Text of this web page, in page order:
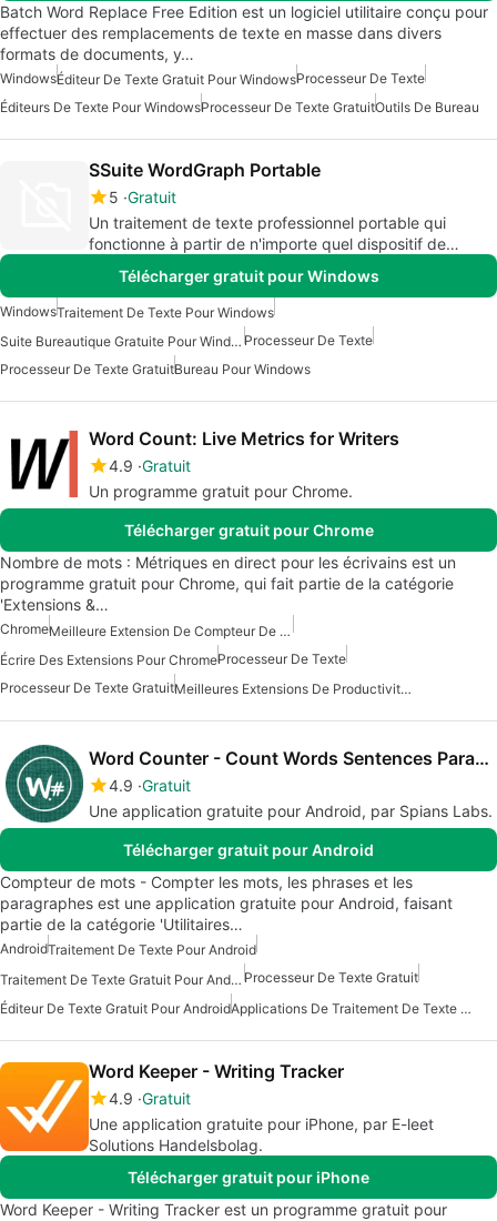
Batch Word Replace Free Edition est un logiciel utilitaire conçu pour
effectuer des remplacements de texte en masse dans divers
formats de documents, y…
WindowsÉditeur De Texte Gratuit Pour WindowsProcesseur De Texte
Éditeurs De Texte Pour WindowsProcesseur De Texte GratuitOutils De Bureau
SSuite WordGraph Portable
5 Gratuit
Un traitement de texte professionnel portable qui
fonctionne à partir de n'importe quel dispositif de
Télécharger gratuit pour Windows
WindowsTraitement De Texte Pour Windows
Suite Bureautique Gratuite Pour Windows Processeur De Texte
Processeur De Texte GratuitBureau Pour Windows
Word Count: Live Metrics for Writers
4.9 Gratuit
Un programme gratuit pour Chrome.
Télécharger gratuit pour Chrome
Nombre de mots : Métriques en direct pour les écrivains est un
programme gratuit pour Chrome, qui fait partie de la catégorie
'Extensions &…
Chrome
Meilleure Extension De Compteur De Mots Pour Chrome
Écrire Des Extensions Pour ChromeProcesseur De Texte
Processeur De Texte Gratuit
Meilleures Extensions De Productivité Pour Chrome
Word Counter - Count Words Sentences Paragraphs
4.9 Gratuit
Une application gratuite pour Android, par Spians Labs.
Télécharger gratuit pour Android
Compteur de mots - Compter les mots, les phrases et les
paragraphes est une application gratuite pour Android, faisant
partie de la catégorie 'Utilitaires…
AndroidTraitement De Texte Pour Android
Traitement De Texte Gratuit Pour Android Processeur De Texte Gratuit
Éditeur De Texte Gratuit Pour Android
Applications De Traitement De Texte Gratuites Pour Android
Word Keeper - Writing Tracker
4.9 Gratuit
Une application gratuite pour iPhone, par E-leet
Solutions Handelsbolag.
Télécharger gratuit pour iPhone
Word Keeper - Writing Tracker est un programme gratuit pour